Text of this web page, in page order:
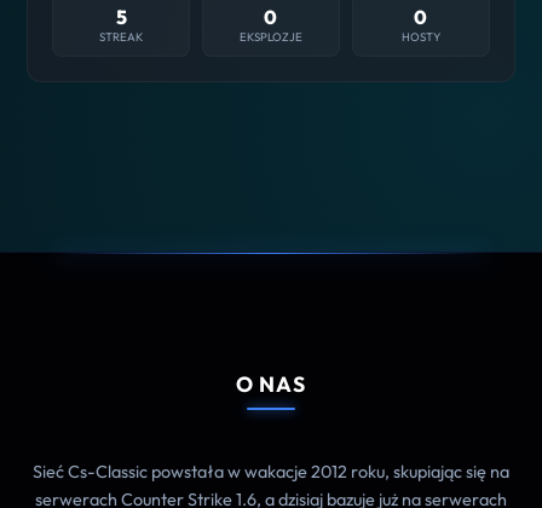
5
STREAK
0
EKSPLOZJE
0
HOSTY
O NAS
Sieć Cs-Classic powstała w wakacje 2012 roku, skupiając się na
serwerach Counter Strike 1.6, a dzisiaj bazuje już na serwerach